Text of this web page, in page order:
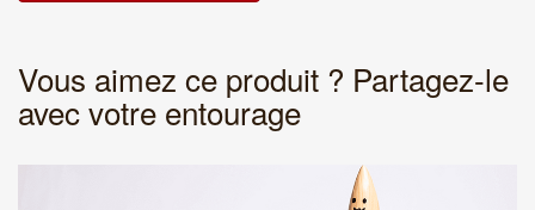
Vous aimez ce produit ? Partagez-le
avec votre entourage